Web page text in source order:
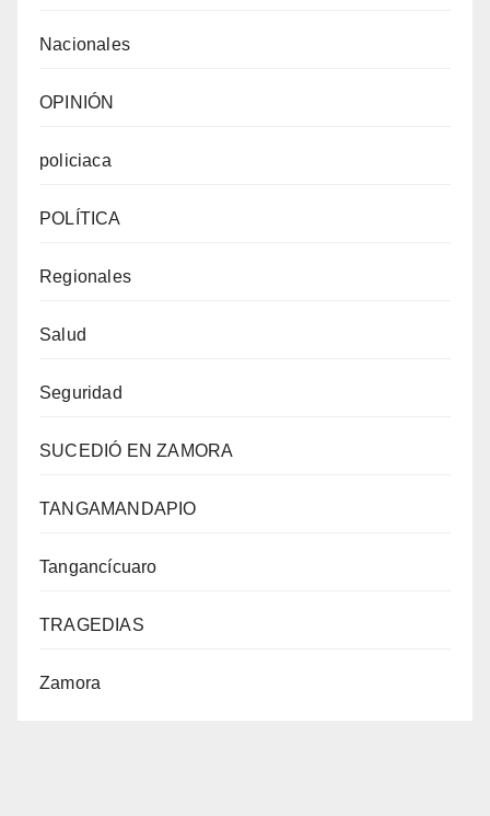
Nacionales
OPINIÓN
policiaca
POLÍTICA
Regionales
Salud
Seguridad
SUCEDIÓ EN ZAMORA
TANGAMANDAPIO
Tangancícuaro
TRAGEDIAS
Zamora